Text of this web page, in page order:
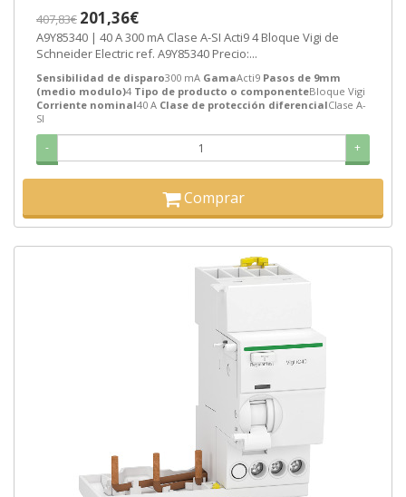
407,83€ 201,36€
A9Y85340 | 40 A 300 mA Clase A-SI Acti9 4 Bloque Vigi de
Schneider Electric ref. A9Y85340 Precio:...
Sensibilidad de disparo300 mA GamaActi9 Pasos de 9mm
(medio modulo)4 Tipo de producto o componenteBloque Vigi
Corriente nominal40 A Clase de protección diferencialClase A-
SI
- +
Comprar